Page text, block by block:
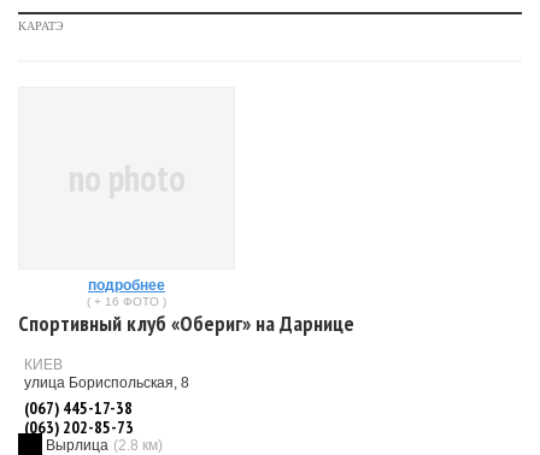
КАРАТЭ
no photo
подробнее
( + 16 ФОТО )
Спортивный клуб «Обериг» на Дарнице
КИЕВ
улица Бориспольская, 8
(067) 445-17-38
(063) 202-85-73
Вырлица (2.8 км)